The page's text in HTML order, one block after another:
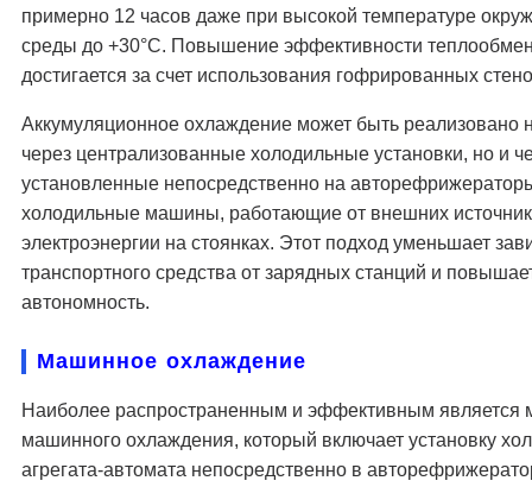
примерно 12 часов даже при высокой температуре
среды до +30°C. Повышение эффективности
достигается за счет использования гофрированных
Аккумуляционное охлаждение может быть реализовано
через централизованные холодильные установки, но и
установленные непосредственно на
холодильные машины, работающие от внешних
электроэнергии на стоянках. Этот подход уменьшает
транспортного средства от зарядных станций и
автономность.
Машинное охлаждение
Наиболее распространенным и эффективным является
машинного охлаждения, который включает установку
агрегата-автомата непосредственно в